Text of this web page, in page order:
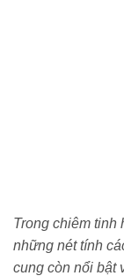
Trong chiêm tinh
những nét tính
cung còn nổi bật